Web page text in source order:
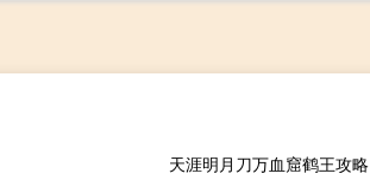
天涯明月刀万血窟鹤王攻略